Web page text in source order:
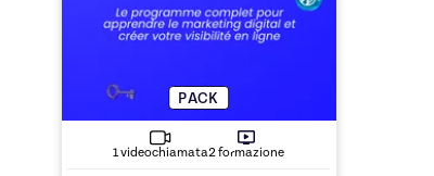
PACK
1videochiamata2formazione